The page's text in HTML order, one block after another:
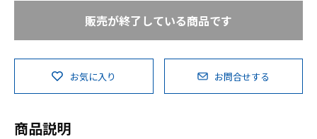
お気に入り お問合せする
販売が終了している商品です
商品説明